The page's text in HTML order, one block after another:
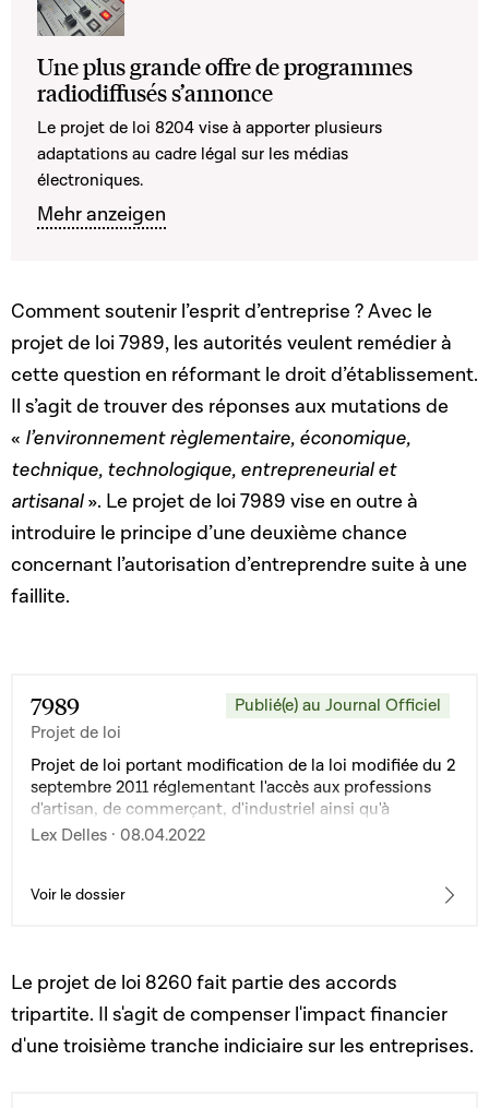
Une plus grande offre de programmes
radiodiffusés s’annonce
Le projet de loi 8204 vise à apporter plusieurs
adaptations au cadre légal sur les médias
électroniques.
Mehr anzeigen
Comment soutenir l’esprit d’entreprise ? Avec le
projet de loi 7989, les autorités veulent remédier à
cette question en réformant le droit d’établissement.
Il s’agit de trouver des réponses aux mutations de
« l’environnement règlementaire, économique,
technique, technologique, entrepreneurial et
artisanal». Le projet de loi 7989 vise en outre à
introduire le principe d’une deuxième chance
concernant l’autorisation d’entreprendre suite à une
faillite.
7989
Projet de loi
Publié(e) au Journal Officiel
Projet de loi portant modification de la loi modifiée du 2
septembre 2011 réglementant l'accès aux professions
d'artisan, de commerçant, d'industriel ainsi qu'à
certaines professions libérales
Lex Delles · 08.04.2022
Voir le dossier
Le projet de loi 8260 fait partie des accords
tripartite. Il s'agit de compenser l'impact financier
d'une troisième tranche indiciaire sur les entreprises.